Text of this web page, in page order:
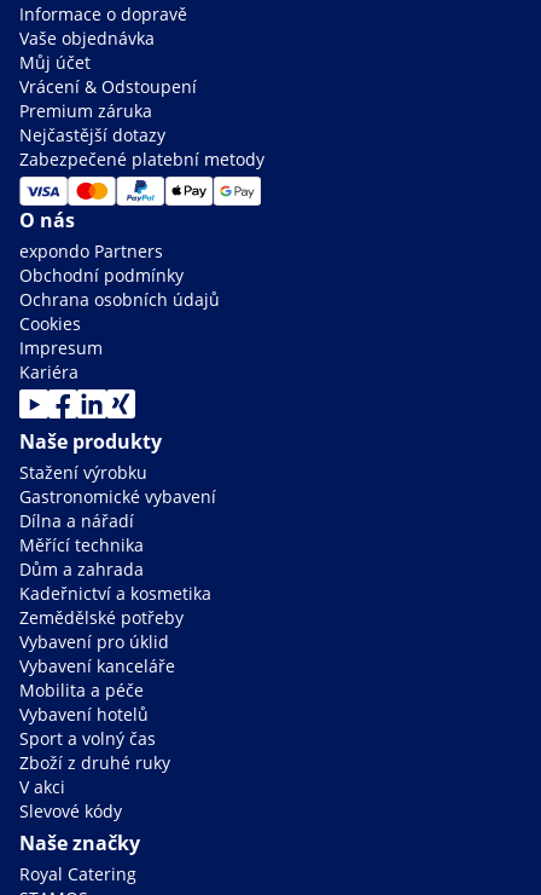
Informace o dopravě
Vaše objednávka
Můj účet
Vrácení & Odstoupení
Premium záruka
Nejčastější dotazy
Zabezpečené platební metody
O nás
expondo Partners
Obchodní podmínky
Ochrana osobních údajů
Cookies
Impresum
Kariéra
Naše produkty
Stažení výrobku
Gastronomické vybavení
Dílna a nářadí
Měřící technika
Dům a zahrada
Kadeřnictví a kosmetika
Zemědělské potřeby
Vybavení pro úklid
Vybavení kanceláře
Mobilita a péče
Vybavení hotelů
Sport a volný čas
Zboží z druhé ruky
V akci
Slevové kódy
Naše značky
Royal Catering